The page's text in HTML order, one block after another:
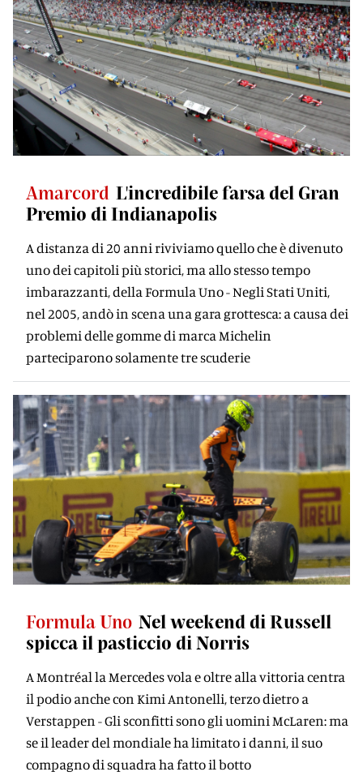
Amarcord L'incredibile farsa del Gran
Premio di Indianapolis
A distanza di 20 anni riviviamo quello che è divenuto
uno dei capitoli più storici, ma allo stesso tempo
imbarazzanti, della Formula Uno - Negli Stati Uniti,
nel 2005, andò in scena una gara grottesca: a causa dei
problemi delle gomme di marca Michelin
parteciparono solamente tre scuderie
Formula Uno Nel weekend di Russell
spicca il pasticcio di Norris
A Montréal la Mercedes vola e oltre alla vittoria centra
il podio anche con Kimi Antonelli, terzo dietro a
Verstappen - Gli sconfitti sono gli uomini McLaren: ma
se il leader del mondiale ha limitato i danni, il suo
compagno di squadra ha fatto il botto